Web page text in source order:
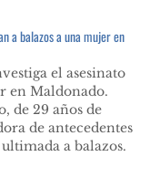
a balazos a una mujer en
el asesinato
en Maldonado.
de 29 años de
de antecedentes
a balazos.